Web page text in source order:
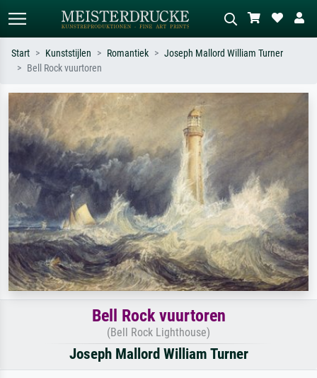
Zoek op kunstenaar, titel of stijl – bijv.
Monet, Sterrennacht, impressionisme,
Hokusai-golf, naakt.
Beschrijf de scène – bijv. groene
weide, abstract met veel rood, donker
olieverfschilderij, staand naakt naast
een boom.
Start Kunststijlen Romantiek
Joseph Mallord William Turner
Bell Rock vuurtoren
Bell Rock vuurtoren
(Bell Rock Lighthouse)
Joseph Mallord William Turner